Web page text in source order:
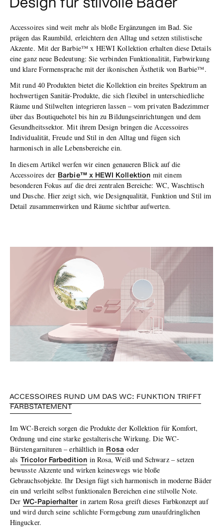
Accessoires sind weit mehr als bloße Ergänzungen im Bad. Sie
prägen das Raumbild, erleichtern den Alltag und setzen stilistische
Akzente. Mit der Barbie™ x HEWI Kollektion erhalten diese Details
eine ganz neue Bedeutung: Sie verbinden Funktionalität, Farbwirkung
und klare Formensprache mit der ikonischen Ästhetik von Barbie™.
Mit rund 40 Produkten bietet die Kollektion ein breites Spektrum an
hochwertigen Sanitär-Produkte, die sich flexibel in unterschiedliche
Räume und Stilwelten integrieren lassen – vom privaten Badezimmer
über das Boutiquehotel bis hin zu Bildungseinrichtungen und dem
Gesundheitssektor. Mit ihrem Design bringen die Accessoires
Individualität, Freude und Stil in den Alltag und fügen sich
harmonisch in alle Lebensbereiche ein.
In diesem Artikel werfen wir einen genaueren Blick auf die
Accessoires der Barbie™ x HEWI Kollektionmit einem
besonderen Fokus auf die drei zentralen Bereiche: WC, Waschtisch
und Dusche. Hier zeigt sich, wie Designqualität, Funktion und Stil im
Detail zusammenwirken und Räume sichtbar aufwerten.
ACCESSOIRES RUND UM DAS WC: FUNKTION TRIFFT
FARBSTATEMENT
Im WC-Bereich sorgen die Produkte der Kollektion für Komfort,
Ordnung und eine starke gestalterische Wirkung. Die WC-
Bürstengarnituren – erhältlich in Rosaoder
alsTricolorFarbeditionin Rosa, Weiß und Schwarz – setzen
bewusste Akzente und wirken keineswegs wie bloße
Gebrauchsobjekte. Ihr Design fügt sich harmonisch in moderne Bäder
ein und verleiht selbst funktionalen Bereichen eine stilvolle Note.
DerWC-Papierhalter in zartem Rosa greift dieses Farbkonzept auf
und wird durch seine schlichte Formgebung zum unaufdringlichen
Hingucker.